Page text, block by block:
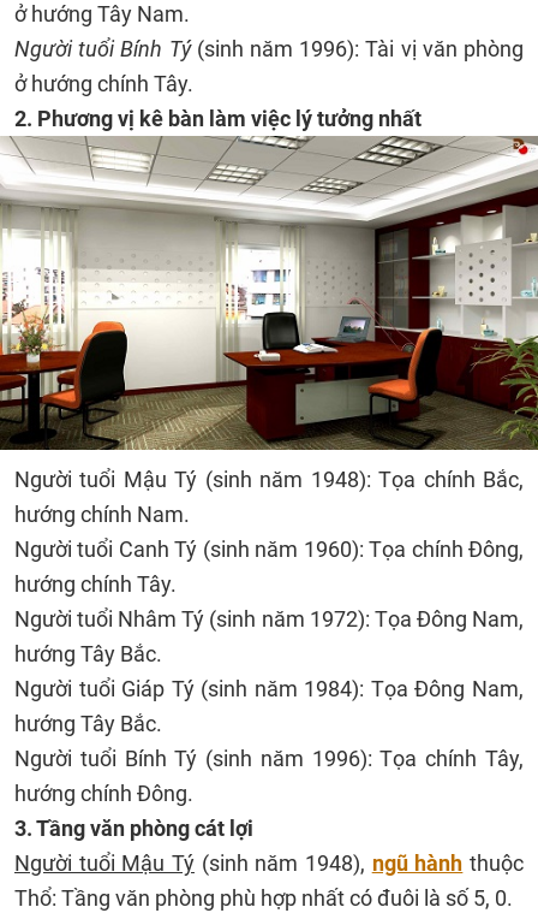
ở hướng Tây Nam.
Người tuổi Bính Tý(sinh năm 1996): Tài vị văn phòng
ở hướng chính Tây.
2. Phương vị kê bàn làm việc lý tưởng nhất
Người tuổi Mậu Tý (sinh năm 1948): Tọa chính Bắc,
hướng chính Nam.
Người tuổi Canh Tý (sinh năm 1960): Tọa chính Đông,
hướng chính Tây.
Người tuổi Nhâm Tý (sinh năm 1972): Tọa Đông Nam,
hướng Tây Bắc.
Người tuổi Giáp Tý (sinh năm 1984): Tọa Đông Nam,
hướng Tây Bắc.
Người tuổi Bính Tý (sinh năm 1996): Tọa chính Tây,
hướng chính Đông.
3. Tầng văn phòng cát lợi
Người tuổi Mậu Tý (sinh năm 1948), ngũ hành thuộc
Thổ: Tầng văn phòng phù hợp nhất có đuôi là số 5, 0.